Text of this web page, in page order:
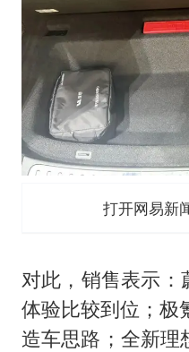
打开网易新
对此，销售表示
体验比较到位；极
造车思路；全新理